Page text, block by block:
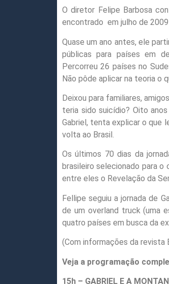
O diretor Felipe Barbosa
encontrado em julho de
Quase um ano antes, ele
públicas para países em
Percorreu 26 países no
Não pôde aplicar na teoria o
Deixou para familiares,
teria sido suicídio? Oito
Gabriel, tenta explicar o que
volta ao Brasil.
Os últimos 70 dias da
brasileiro selecionado para
entre eles o Revelação da
Fellipe seguiu a jornada de
de um overland truck (uma
quatro países em busca da
(Com informações da revista
Veja a programação
15h – GABRIEL E A